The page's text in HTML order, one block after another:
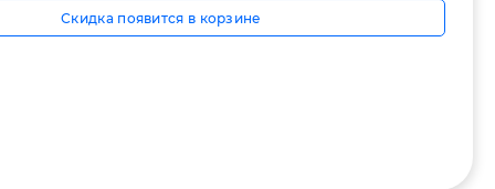
Скидка появится в корзине